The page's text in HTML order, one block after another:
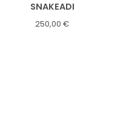
SNAKEADI
250,00 €